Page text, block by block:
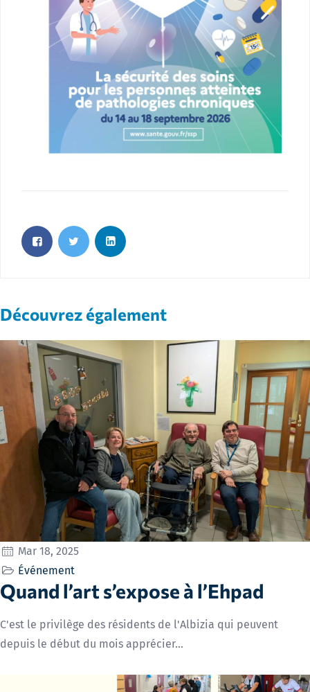
Découvrez également
Mar 18, 2025
Événement
Quand l’art s’expose à l’Ehpad
C'est le privilège des résidents de l'Albizia qui peuvent
depuis le début du mois apprécier…